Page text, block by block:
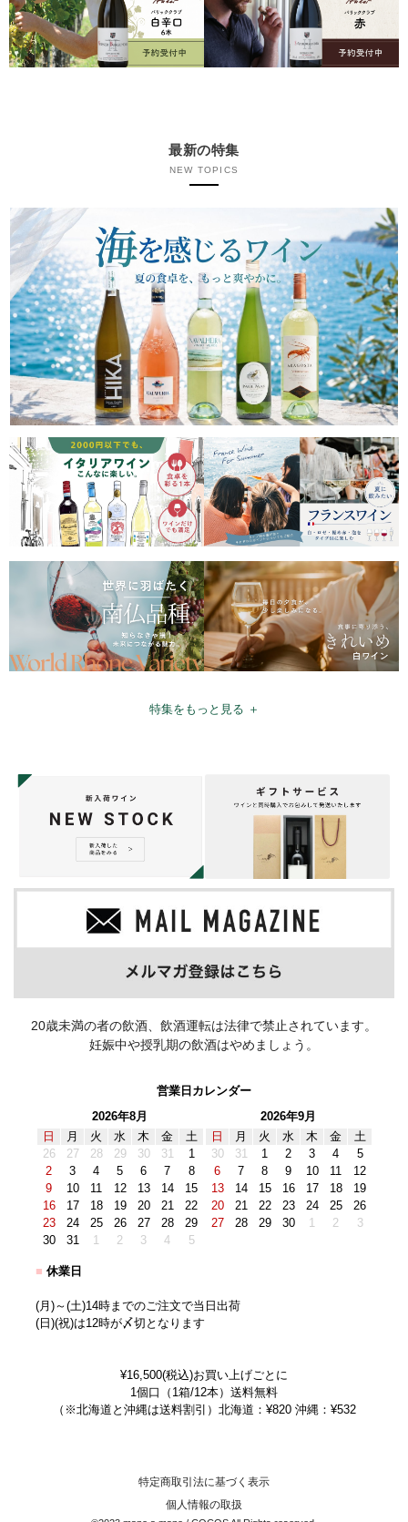
最新の特集
NEW TOPICS
特集をもっと見る ＋
20歳未満の者の飲酒、飲酒運転は法律で禁止されています。
妊娠中や授乳期の飲酒はやめましょう。
営業日カレンダー
2026年8月
日
月 火 水 木 金
土
26
27 28 29 30 31
1
2
3 4 5 6 7
8
9
10 11 12 13 14
15
16
17 18 19 20 21
22
23
24 25 26 27 28
29
30
31 1 2 3 4 5
2026年9月
日
月 火 水 木 金
土
30
31 1 2 3 4
5
6
7 8 9 10 11
12
13
14 15 16 17 18
19
20
21 22 23 24 25
26
27
28 29 30 1 2 3
■ 休業日
(月)～(土)14時までのご注文で当日出荷
(日)(祝)は12時が〆切となります
¥16,500(税込)お買い上げごとに
1個口（1箱/12本）送料無料
（※北海道と沖縄は送料割引）北海道：¥820 沖縄：¥532
特定商取引法に基づく表示
個人情報の取扱